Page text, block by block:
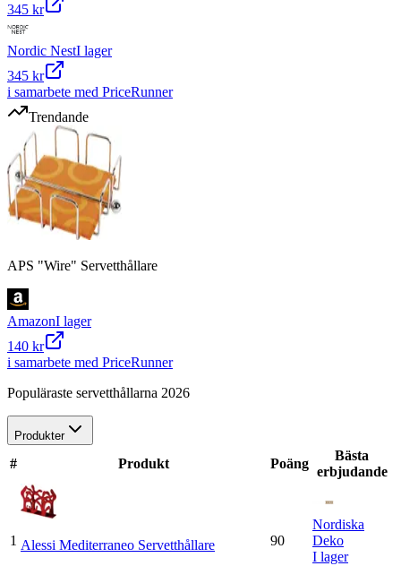
345 kr
Nordic NestI lager
345 kr
i samarbete med PriceRunner
Trendande
APS "Wire" Servetthållare
AmazonI lager
140 kr
i samarbete med PriceRunner
Populäraste servetthållarna 2026
Produkter
# Produkt Poäng
Bästa
erbjudande
1 Alessi Mediterraneo Servetthållare
90
Nordiska
Deko
I lager